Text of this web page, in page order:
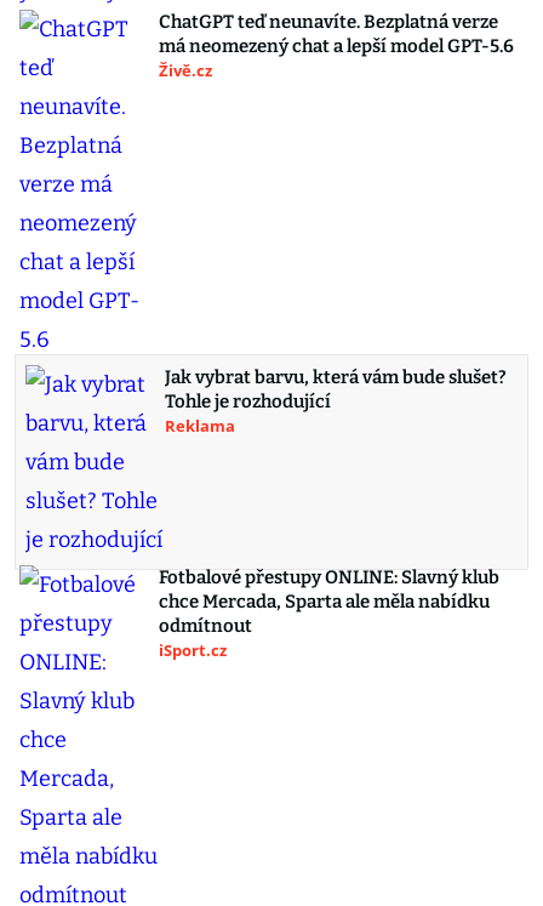
ChatGPT teď neunavíte. Bezplatná verze
má neomezený chat a lepší model GPT-5.6
Živě.cz
Jak vybrat barvu, která vám bude slušet?
Tohle je rozhodující
Reklama
Fotbalové přestupy ONLINE: Slavný klub
chce Mercada, Sparta ale měla nabídku
odmítnout
iSport.cz